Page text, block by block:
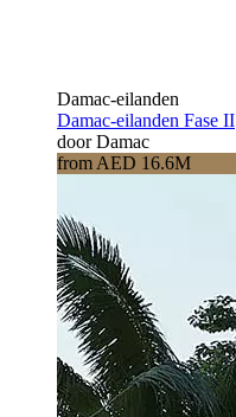
Damac-eilanden
Damac-eilanden Fase II
door Damac
from AED 16.6M